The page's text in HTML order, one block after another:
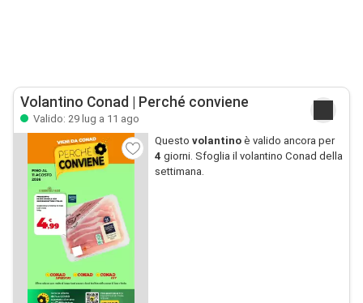
Volantino Conad | Perché conviene
Valido: 29 lug a 11 ago
Questo volantinoè valido ancora per
4 giorni. Sfoglia il volantino Conad della
settimana.